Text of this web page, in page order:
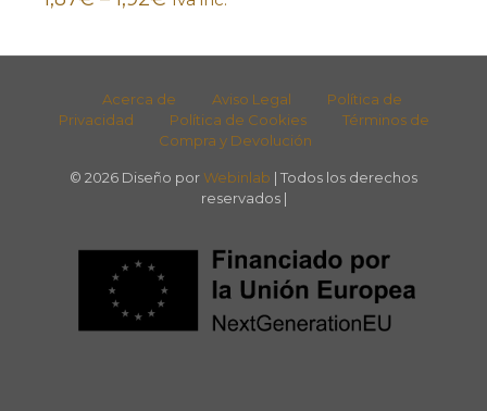
Acerca de Aviso Legal
Política de
Privacidad
Política de Cookies
Términos de
Compra y Devolución
© 2026 Diseño por Webinlab | Todos los derechos
reservados |